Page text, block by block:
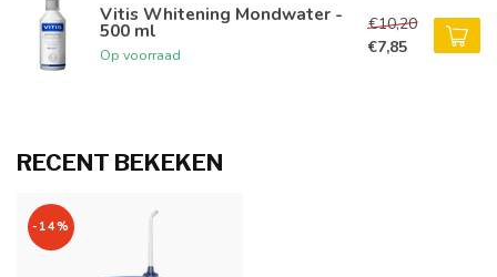
Vitis Whitening Mondwater -
500 ml
Op voorraad
€10,20
€7,85
RECENT BEKEKEN
-14%